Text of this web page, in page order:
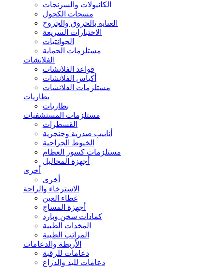
الكانيولات والسرنجات
مسحات الكحول
العناية بالحروق والجروح
الاختبارات السريعة
الجوانتيات
مستلزمات الحماية
الفلانشات
قواعد الفلانشات
أكياس الفلانشات
مستلزمات الفلانشات
بطاريات
بطاريات
مستلزمات المستشفيات
القسطرات
أنابيب صدرية وحنجرية
الخيوط الجراحية
مستلزمات كسور العظام
أجهزة المحاليل
أخرى
أخرى
الاسترخاء والراحة
غطاء العين
أجهزة المساج
كمادات سخن وبارد
المخدات الطبية
المراتب الطبية
الأربطة والدعامات
دعامات للرقبة
دعامات لليد والذراع